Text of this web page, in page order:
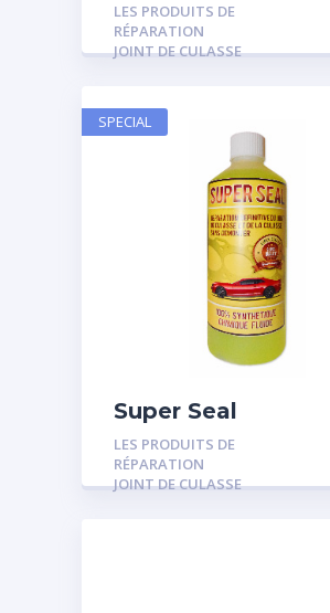
LES PRODUITS DE
RÉPARATION
JOINT DE CULASSE
Super Seal
LES PRODUITS DE
RÉPARATION
JOINT DE CULASSE
SPECIAL